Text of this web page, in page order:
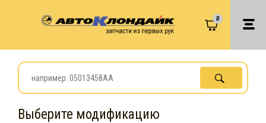
0
Выберите модификацию